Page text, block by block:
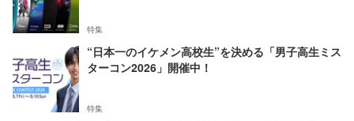
特集
“日本一のイケメン高校生”を決める「男子高生ミス
ターコン2026」開催中！
特集